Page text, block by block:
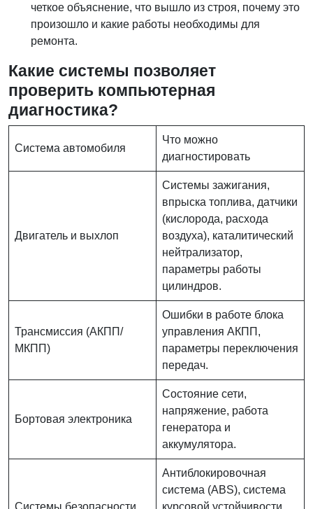
четкое объяснение, что вышло из строя, почему это
произошло и какие работы необходимы для
ремонта.
Какие системы позволяет
проверить компьютерная
диагностика?
Система автомобиля
Что можно
диагностировать
Двигатель и выхлоп
Системы зажигания,
впрыска топлива, датчики
(кислорода, расхода
воздуха), каталитический
нейтрализатор,
параметры работы
цилиндров.
Трансмиссия (АКПП/
МКПП)
Ошибки в работе блока
управления АКПП,
параметры переключения
передач.
Бортовая электроника
Состояние сети,
напряжение, работа
генератора и
аккумулятора.
Системы безопасности
Антиблокировочная
система (ABS), система
курсовой устойчивости